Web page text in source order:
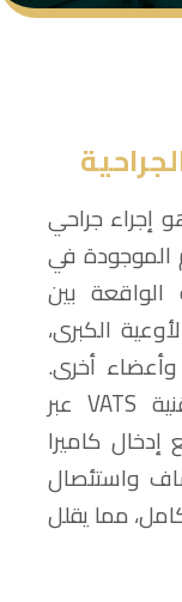
إجراء جراحي
الموجودة في
بين
الكبرى،
وأعضاء أخرى.
تُنفذ هذه العملية باستخدام تقنية VATS عبر
كاميرا
واستئصال
مما يقلل